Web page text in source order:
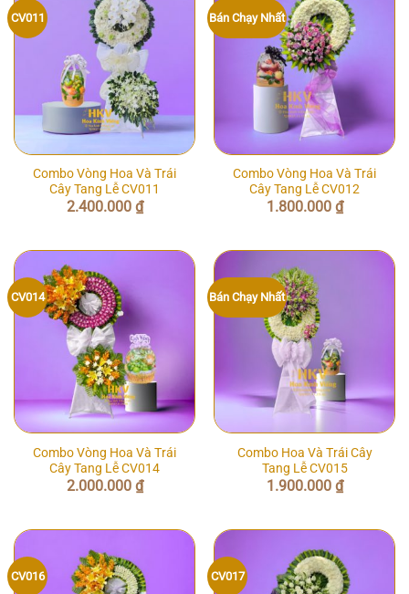
CV011
Combo Vòng Hoa Và Trái
Cây Tang Lễ CV011
2.400.000 ₫
Bán Chạy Nhất
Combo Vòng Hoa Và Trái
Cây Tang Lễ CV012
1.800.000 ₫
CV014
Combo Vòng Hoa Và Trái
Cây Tang Lễ CV014
2.000.000 ₫
Bán Chạy Nhất
Combo Hoa Và Trái Cây
Tang Lễ CV015
1.900.000 ₫
CV016 CV017